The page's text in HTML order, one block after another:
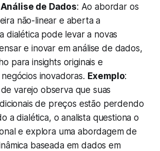
de Dados: Ao abordar os
não-linear e aberta a
dialética pode levar a novas
e inovar em análise de dados,
parainsights originais e
inovadoras. Exemplo:
varejo observa que suas
de preços estão perdendo
a dialética, o analista questiona o
e explora uma abordagem de
baseada em dados em